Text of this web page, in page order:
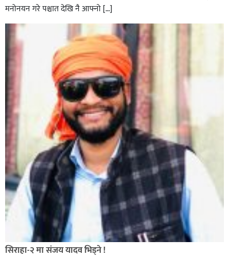
मनोनयन गरे पश्चात देखि नै आफ्नो […]
सिराहा-२ मा संजय यादव भिड्ने !